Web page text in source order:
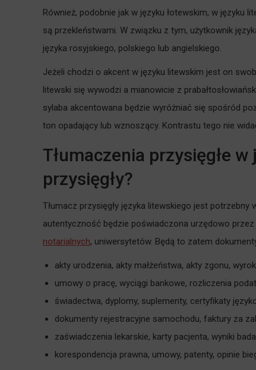
Również, podobnie jak w języku łotewskim, w języku
są przekleństwami. W związku z tym, użytkownik
języka rosyjskiego, polskiego lub angielskiego.
Jeżeli chodzi o akcent w języku litewskim jest on
litewski się wywodzi a mianowicie z
sylaba akcentowana będzie wyróżniać się spośród
ton opadający lub wznoszący. Kontrastu tego nie
Tłumaczenia przysięgłe
przysięgły?
Tłumacz przysięgły języka litewskiego jest
autentyczność będzie poświadczona urzędowo
notarialnych, uniwersytetów. Będą to zatem
akty urodzenia, akty małżeństwa, akty zgonu,
umowy o pracę, wyciągi bankowe, rozliczenia
świadectwa, dyplomy, suplementy, certyfikaty
dokumenty rejestracyjne samochodu, faktury za
zaświadczenia lekarskie, karty pacjenta, wyniki
korespondencja prawna, umowy, patenty, opinie